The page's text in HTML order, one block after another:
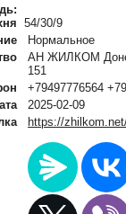
54/30/9
Нормальное
АН ЖИЛКОМ
151
+79497776564
2025-02-09
https://